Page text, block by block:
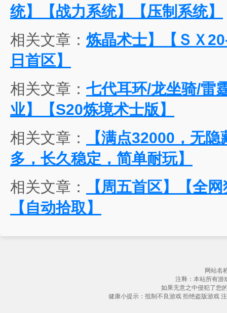
统】【战力系统】【压制系统】
相关文章： 炼晶术士】【ＳＸ
日首区】
相关文章： 七代耳环/龙坐骑/雷
业】【S20炼境术士版】
相关文章：
【满点32000，无
多，长久稳定，简单耐玩】
相关文章：
【周五首区】【全
【自动拾取】
网站名
注释：本站所有游
如果无意之中侵犯了您
健康小提示：抵制不良游戏 拒绝盗版游戏